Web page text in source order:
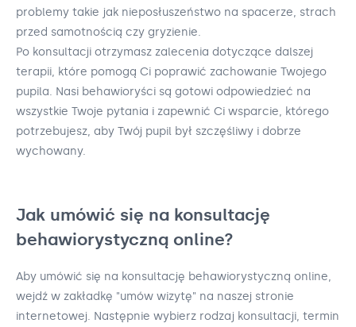
problemy takie jak nieposłuszeństwo na spacerze, strach
przed samotnością czy gryzienie.
Po konsultacji otrzymasz zalecenia dotyczące dalszej
terapii, które pomogą Ci poprawić zachowanie Twojego
pupila. Nasi behawioryści są gotowi odpowiedzieć na
wszystkie Twoje pytania i zapewnić Ci wsparcie, którego
potrzebujesz, aby Twój pupil był szczęśliwy i dobrze
wychowany.
Jak umówić się na konsultację
behawiorystyczną online?
Aby umówić się na konsultację behawiorystyczną online,
wejdź w zakładkę "umów wizytę" na naszej stronie
internetowej. Następnie wybierz rodzaj konsultacji, termin